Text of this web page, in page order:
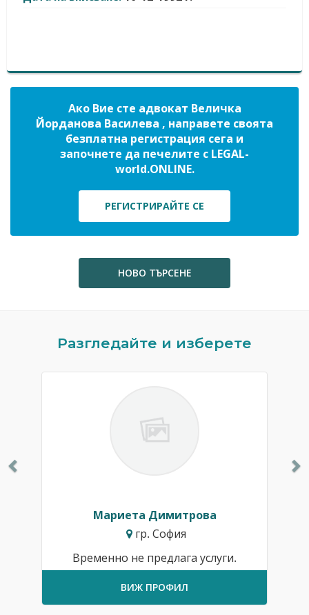
Ако Вие сте адвокат Величка
Йорданова Василева , направете своята
безплатна регистрация сега и
започнете да печелите с LEGAL-
world.ONLINE.
РЕГИСТРИРАЙТЕ СЕ
НОВО ТЪРСЕНЕ
Разгледайте и изберете
Мариета Димитрова
гр. София
Временно не предлага услуги.
ВИЖ ПРОФИЛ